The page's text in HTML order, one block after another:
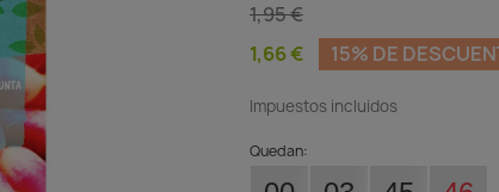
1,95 €
1,66 €
15% DE
Impuestos incluidos
Quedan: